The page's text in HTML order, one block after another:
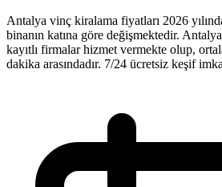
Antalya vinç kiralama fiyatları 2026
binanın katına göre değişmektedir.
kayıtlı firmalar hizmet vermekte olup,
dakika arasındadır. 7/24 ücretsiz keşif